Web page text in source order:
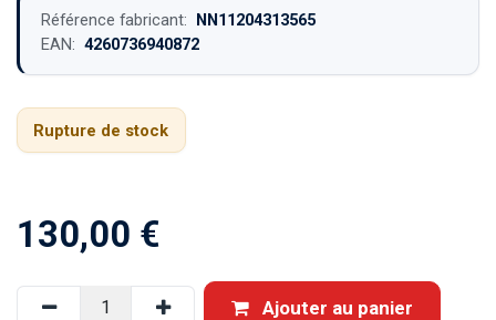
Référence fabricant: NN11204313565
EAN: 4260736940872
Rupture de stock
130,00 €
Ajouter au panier